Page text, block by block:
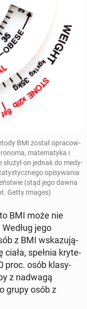
BMI został opra­cow­
matem­aty­ka i
on jednak do me­dy­
opisy­wa­nia
(stąd jego dawna
Getty Images)
BMI może nie
jego
z BMI wskazu­ją­
ciała, spełnia kry­te­
proc. osób klasy­
z nadwagą
grupy osób z